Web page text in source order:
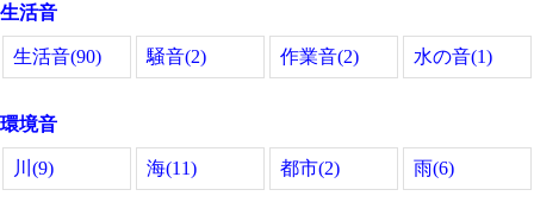
生活音
生活音(90) 騒音(2) 作業音(2) 水の音(1)
環境音
川(9) 海(11) 都市(2) 雨(6)